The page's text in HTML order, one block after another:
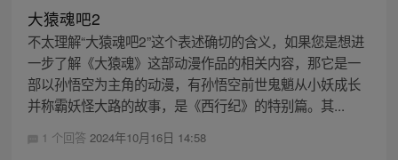
大猿魂吧2
不太理解“大猿魂吧2”这个表述确切的含义，如果您是想进
一步了解《大猿魂》这部动漫作品的相关内容，那它是一
部以孙悟空为主角的动漫，有孙悟空前世鬼魈从小妖成长
并称霸妖怪大路的故事，是《西行纪》的特别篇。其...
1 个回答 2024年10月16日 14:58